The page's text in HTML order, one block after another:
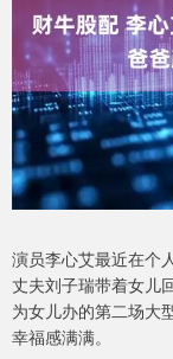
演员李心艾最近在个
丈夫刘子瑞带着女儿
为女儿办的第二场大
幸福感满满。